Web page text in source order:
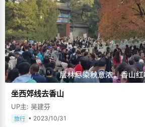
坐西郊线去香山
UP主: 吴建芬
旅行 • 2023/10/31